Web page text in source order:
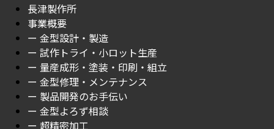
長津製作所
事業概要
ー 金型設計・製造
ー 試作トライ・小ロット生産
ー 量産成形・塗装・印刷・組立
ー 金型修理・メンテナンス
ー 製品開発のお手伝い
ー 金型よろず相談
ー 超精密加工